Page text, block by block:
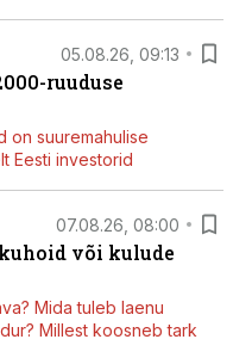
05.08.26, 09:13
ruuduse
on suuremahulise
Eesti investorid
07.08.26, 08:00
või kulude
Mida tuleb laenu
Millest koosneb tark